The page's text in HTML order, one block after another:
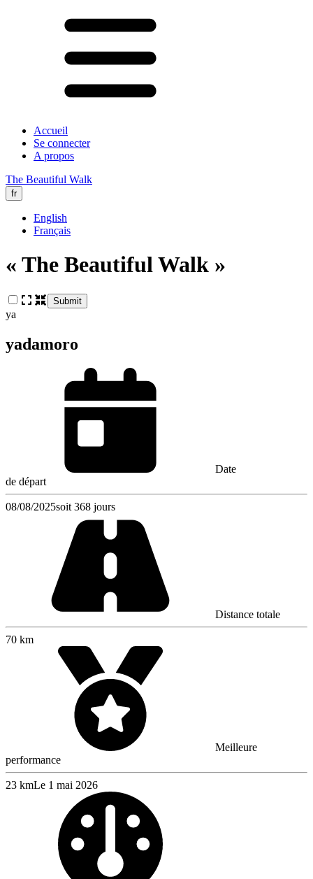
Accueil
Se connecter
A propos
The Beautiful Walk
fr
English
Français
« The Beautiful Walk »
Submit
ya
yadamoro
Date
de départ
08/08/2025soit 368 jours
Distance totale
70 km
Meilleure
performance
23 kmLe 1 mai 2026